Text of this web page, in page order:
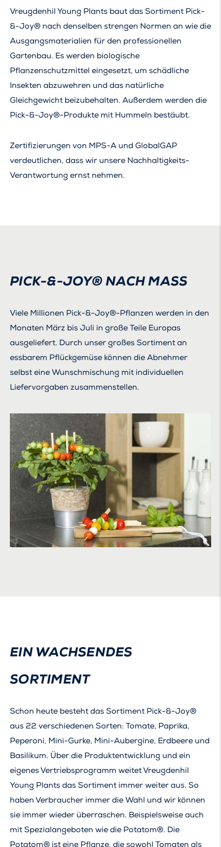
Vreugdenhil Young Plants baut das Sortiment Pick-
&-Joy® nach denselben strengen Normen an wie die
Ausgangsmaterialien für den professionellen
Gartenbau. Es werden biologische
Pflanzenschutzmittel eingesetzt, um schädliche
Insekten abzuwehren und das natürliche
Gleichgewicht beizubehalten. Außerdem werden die
Pick-&-Joy®-Produkte mit Hummeln bestäubt.
Zertifizierungen von MPS-A und GlobalGAP
verdeutlichen, dass wir unsere Nachhaltigkeits-
Verantwortung ernst nehmen.
PICK-&-JOY® NACH MASS
Viele Millionen Pick-&-Joy®-Pflanzen werden in den
Monaten März bis Juli in große Teile Europas
ausgeliefert. Durch unser großes Sortiment an
essbarem Pflückgemüse können die Abnehmer
selbst eine Wunschmischung mit individuellen
Liefervorgaben zusammenstellen.
EIN WACHSENDES
SORTIMENT
Schon heute besteht das Sortiment Pick-&-Joy®
aus 22 verschiedenen Sorten: Tomate, Paprika,
Peperoni, Mini-Gurke, Mini-Aubergine, Erdbeere und
Basilikum. Über die Produktentwicklung und ein
eigenes Vertriebsprogramm weitet Vreugdenhil
Young Plants das Sortiment immer weiter aus. So
haben Verbraucher immer die Wahl und wir können
sie immer wieder überraschen. Beispielsweise auch
mit Spezialangeboten wie die Potatom®. Die
Potatom® ist eine Pflanze, die sowohl Tomaten als